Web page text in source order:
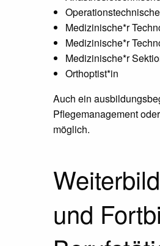
Medizinische*r
Medizinische*r
Medizinische*r
Orthoptist*in
Auch ein
Pflegemanagement
möglich.
und